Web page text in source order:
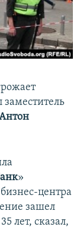
»
центра
зашел
лет, сказал,